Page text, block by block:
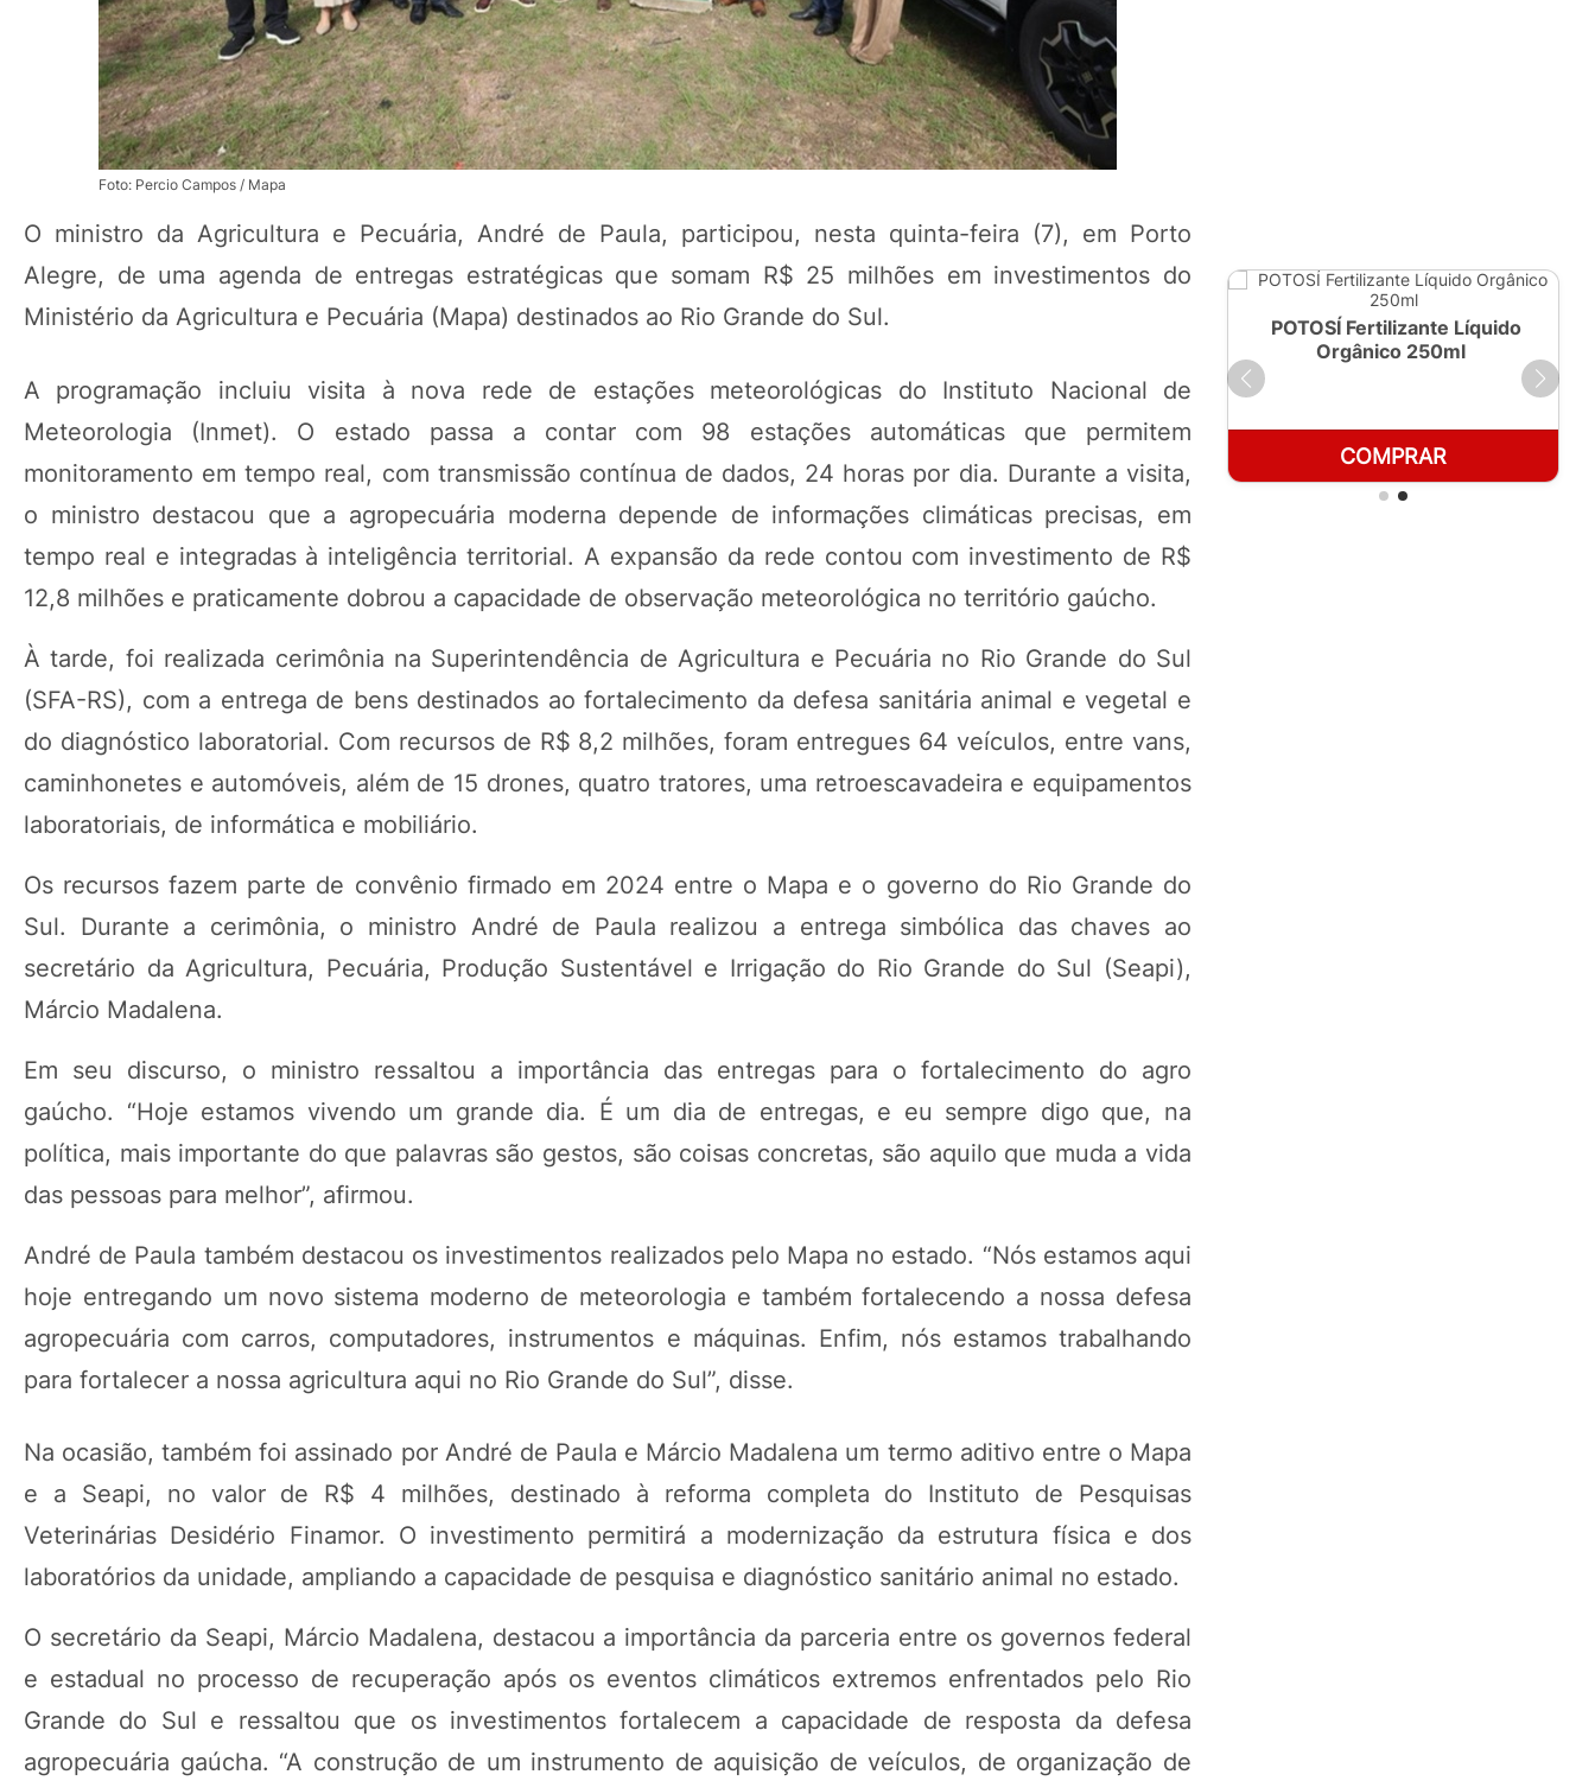
Foto: Percio Campos / Mapa
O ministro da Agricultura e Pecuária, André de Paula, participou, nesta quinta-feira (7), em Porto
Alegre, de uma agenda de entregas estratégicas que somam R$ 25 milhões em investimentos do
Ministério da Agricultura e Pecuária (Mapa) destinados ao Rio Grande do Sul.
A programação incluiu visita à nova rede de estações meteorológicas do Instituto Nacional de
Meteorologia (Inmet). O estado passa a contar com 98 estações automáticas que permitem
monitoramento em tempo real, com transmissão contínua de dados, 24 horas por dia. Durante a visita,
o ministro destacou que a agropecuária moderna depende de informações climáticas precisas, em
tempo real e integradas à inteligência territorial. A expansão da rede contou com investimento de R$
12,8 milhões e praticamente dobrou a capacidade de observação meteorológica no território gaúcho.
À tarde, foi realizada cerimônia na Superintendência de Agricultura e Pecuária no Rio Grande do Sul
(SFA-RS), com a entrega de bens destinados ao fortalecimento da defesa sanitária animal e vegetal e
do diagnóstico laboratorial. Com recursos de R$ 8,2 milhões, foram entregues 64 veículos, entre vans,
caminhonetes e automóveis, além de 15 drones, quatro tratores, uma retroescavadeira e equipamentos
laboratoriais, de informática e mobiliário.
Os recursos fazem parte de convênio firmado em 2024 entre o Mapa e o governo do Rio Grande do
Sul. Durante a cerimônia, o ministro André de Paula realizou a entrega simbólica das chaves ao
secretário da Agricultura, Pecuária, Produção Sustentável e Irrigação do Rio Grande do Sul (Seapi),
Márcio Madalena.
Em seu discurso, o ministro ressaltou a importância das entregas para o fortalecimento do agro
gaúcho. “Hoje estamos vivendo um grande dia. É um dia de entregas, e eu sempre digo que, na
política, mais importante do que palavras são gestos, são coisas concretas, são aquilo que muda a vida
das pessoas para melhor”, afirmou.
André de Paula também destacou os investimentos realizados pelo Mapa no estado. “Nós estamos aqui
hoje entregando um novo sistema moderno de meteorologia e também fortalecendo a nossa defesa
agropecuária com carros, computadores, instrumentos e máquinas. Enfim, nós estamos trabalhando
para fortalecer a nossa agricultura aqui no Rio Grande do Sul”, disse.
Na ocasião, também foi assinado por André de Paula e Márcio Madalena um termo aditivo entre o Mapa
e a Seapi, no valor de R$ 4 milhões, destinado à reforma completa do Instituto de Pesquisas
Veterinárias Desidério Finamor. O investimento permitirá a modernização da estrutura física e dos
laboratórios da unidade, ampliando a capacidade de pesquisa e diagnóstico sanitário animal no estado.
O secretário da Seapi, Márcio Madalena, destacou a importância da parceria entre os governos federal
e estadual no processo de recuperação após os eventos climáticos extremos enfrentados pelo Rio
Grande do Sul e ressaltou que os investimentos fortalecem a capacidade de resposta da defesa
agropecuária gaúcha. “A construção de um instrumento de aquisição de veículos, de organização de
POTOSÍ Fertilizante Líquido
Orgânico 250ml
COMPRAR